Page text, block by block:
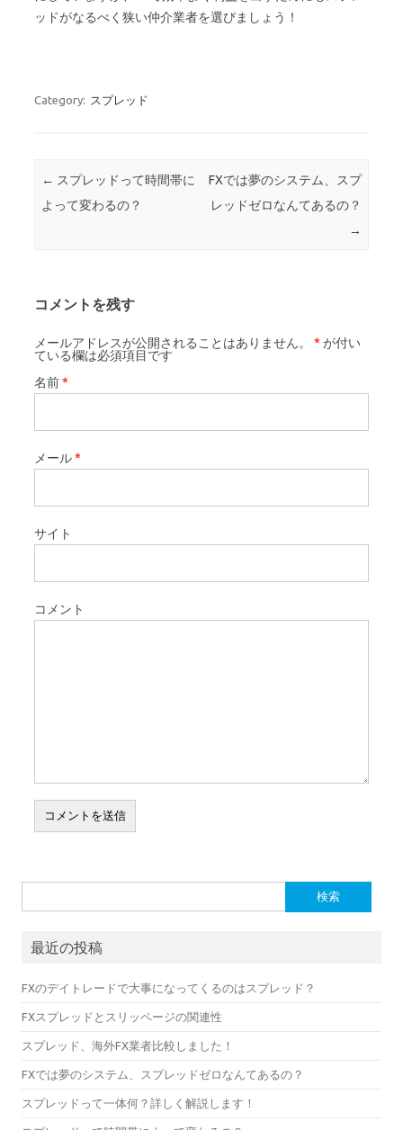
ッドがなるべく狭い仲介業者を選びましょう！
Category: スプレッド
Post navigation
← スプレッドって時間帯に
よって変わるの？
FXでは夢のシステム、スプ
レッドゼロなんてあるの？
→
コメントを残す
メールアドレスが公開されることはありません。 * が付い
ている欄は必須項目です
名前*
メール*
サイト
コメント
最近の投稿
FXのデイトレードで大事になってくるのはスプレッド？
FXスプレッドとスリッページの関連性
スプレッド、海外FX業者比較しました！
FXでは夢のシステム、スプレッドゼロなんてあるの？
スプレッドって一体何？詳しく解説します！